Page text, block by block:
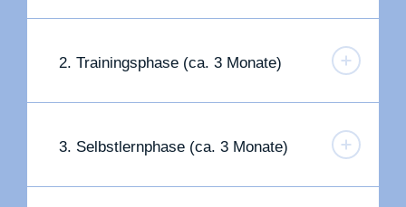
2. Trainingsphase (ca. 3 Monate)
3. Selbstlernphase (ca. 3 Monate)